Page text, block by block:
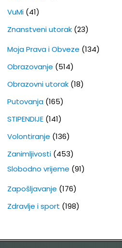
VuMi (41)
Znanstveni utorak (23)
Moja Prava i Obveze (134)
Obrazovanje (514)
Obrazovni utorak (18)
Putovanja (165)
STIPENDIJE (141)
Volontiranje (136)
Zanimljivosti (453)
Slobodno vrijeme (91)
Zapošljavanje (176)
Zdravlje i sport (198)